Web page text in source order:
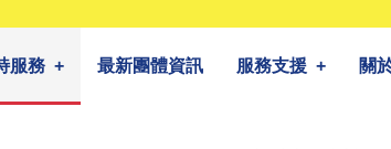
服務 + 最新團體資訊 服務支援 + 關